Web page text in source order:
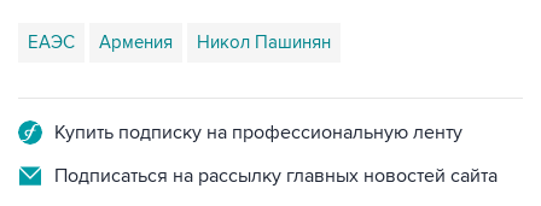
ЕАЭС Армения Никол Пашинян
Купить подписку на профессиональную ленту
Подписаться на рассылку главных новостей сайта